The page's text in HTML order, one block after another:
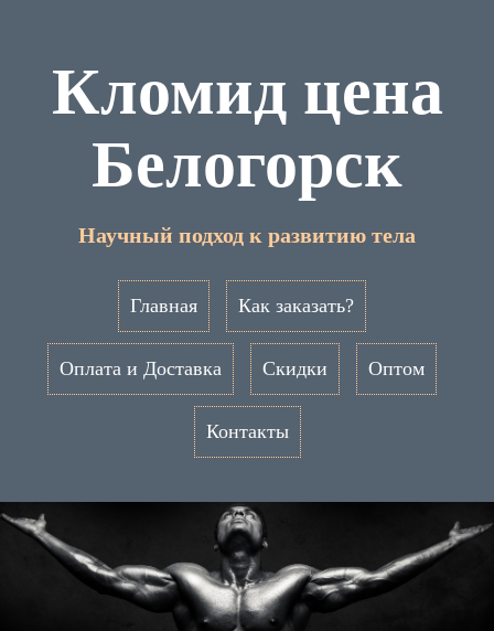
Кломид цена
Белогорск
Научный подход к развитию тела
Главная Как заказать?
Оплата и Доставка Скидки Оптом
Контакты